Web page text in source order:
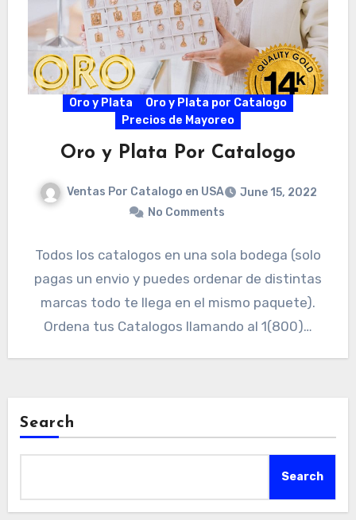
Oro y Plata
Oro y Plata por Catalogo
Precios de Mayoreo
Oro y Plata Por Catalogo
Ventas Por Catalogo en USA
June 15, 2022
No Comments
Todos los catalogos en una sola bodega (solo
pagas un envio y puedes ordenar de distintas
marcas todo te llega en el mismo paquete).
Ordena tus Catalogos llamando al 1(800)…
Search
Search